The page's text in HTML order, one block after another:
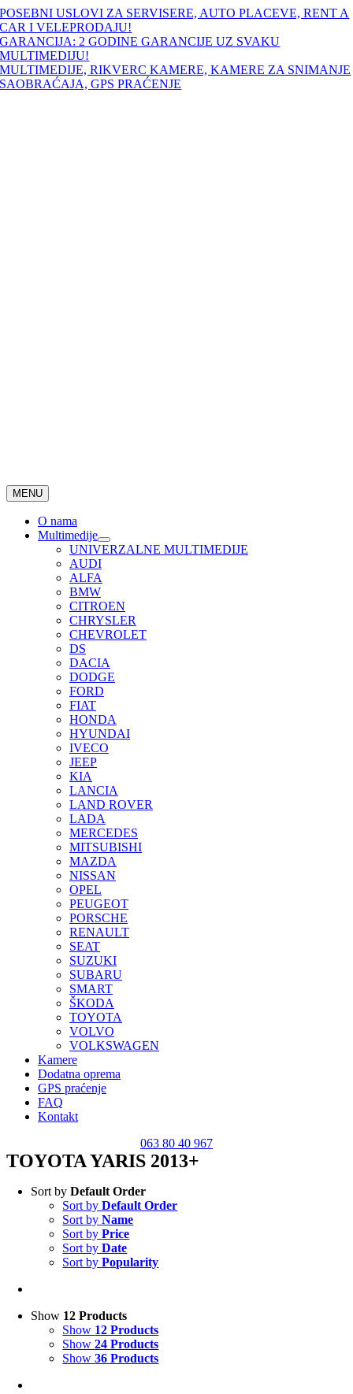
Skip
to
content
POSEBNI USLOVI ZA SERVISERE, AUTO PLACEVE, RENT A
CAR I VELEPRODAJU!
GARANCIJA: 2 GODINE GARANCIJE UZ SVAKU
MULTIMEDIJU!
MULTIMEDIJE, RIKVERC KAMERE, KAMERE ZA SNIMANJE
SAOBRAĆAJA, GPS PRAĆENJE
MENU
O nama
Multimedije
UNIVERZALNE MULTIMEDIJE
AUDI
ALFA
BMW
CITROEN
CHRYSLER
CHEVROLET
DS
DACIA
DODGE
FORD
FIAT
HONDA
HYUNDAI
IVECO
JEEP
KIA
LANCIA
LAND ROVER
LADA
MERCEDES
MITSUBISHI
MAZDA
NISSAN
OPEL
PEUGEOT
PORSCHE
RENAULT
SEAT
SUZUKI
SUBARU
SMART
ŠKODA
TOYOTA
VOLVO
VOLKSWAGEN
Kamere
Dodatna oprema
GPS praćenje
FAQ
Kontakt
063 80 40 967
TOYOTA YARIS 2013+
Sort byDefault Order
Sort byDefault Order
Sort byName
Sort byPrice
Sort byDate
Sort byPopularity
Show 12 Products
Show 12 Products
Show24 Products
Show36 Products